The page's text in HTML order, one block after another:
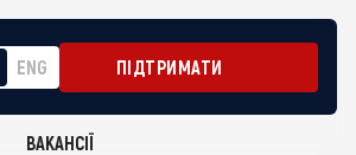
ENG ПІДТРИМАТИ
ВАКАНСІЇ